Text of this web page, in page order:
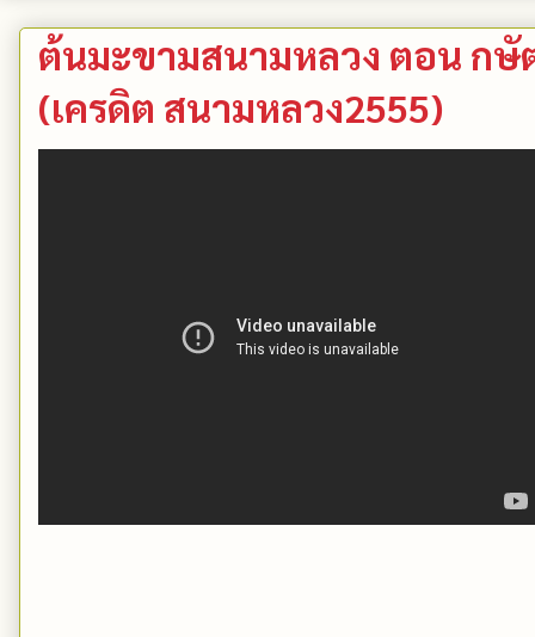
ต้นมะขามสนามหลวง ตอน กษั
(เครดิต สนามหลวง2555)